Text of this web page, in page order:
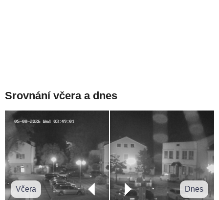
Srovnání včera a dnes
Včera Dnes